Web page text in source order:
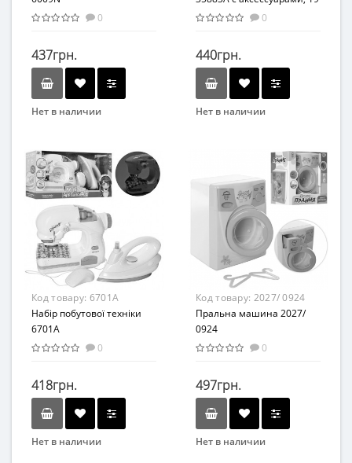
0
437грн.
Нет в наличии
Возрастная группа
От 4 лет
Материал
Пластик
см (Серо-бирюзовый)
0
440грн.
Нет в наличии
Развивающая игрушка
Возраст
От 3-х лет
Возрастная группа
От 3 лет
Материал
Комбинированный
Код товару: 6701A
Набір побутової техніки
6701A
0
418грн.
Нет в наличии
Код товару: 2027/ 0924
Пральна машина 2027/
0924
0
497грн.
Нет в наличии